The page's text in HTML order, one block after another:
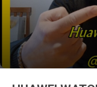
Internet of
News
Smartphone
Tablet